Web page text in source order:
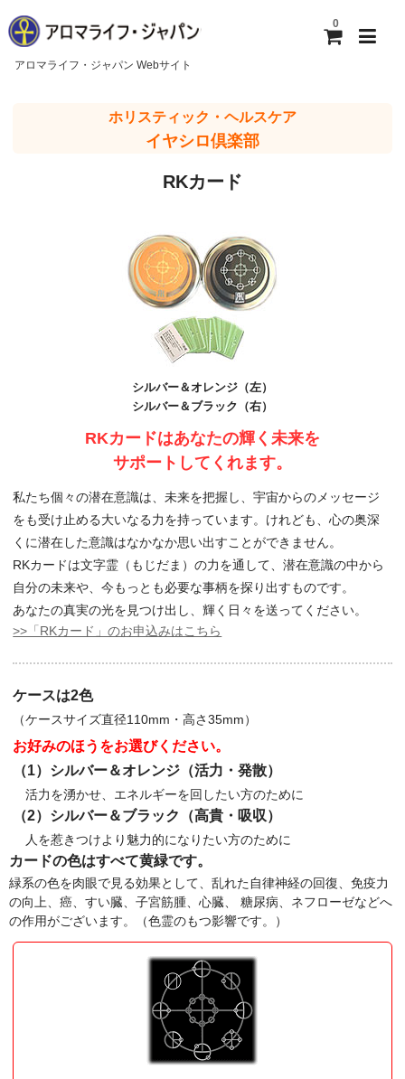
0
アロマライフ・ジャパン Webサイト
アロマライフ・ジャパンについて
ホリスティック・ヘルスケア
イヤシロ倶楽部
RKカード
シルバー＆オレンジ（左）
シルバー＆ブラック（右）
RKカードはあなたの輝く未来を
サポートしてくれます。
私たち個々の潜在意識は、未来を把握し、宇宙からのメッセージ
をも受け止める大いなる力を持っています。けれども、心の奥深
くに潜在した意識はなかなか思い出すことができません。
RKカードは文字霊（もじだま）の力を通して、潜在意識の中から
自分の未来や、今もっとも必要な事柄を探り出すものです。
あなたの真実の光を見つけ出し、輝く日々を送ってください。
>>「RKカード」のお申込みはこちら
ケースは2色
（ケースサイズ直径110mm・高さ35mm）
お好みのほうをお選びください。
（1）シルバー＆オレンジ（活力・発散）
活力を湧かせ、エネルギーを回したい方のために
（2）シルバー＆ブラック（高貴・吸収）
人を惹きつけより魅力的になりたい方のために
カードの色はすべて黄緑です。
緑系の色を肉眼で見る効果として、乱れた自律神経の回復、免疫力
の向上、癌、すい臓、子宮筋腫、心臓、 糖尿病、ネフローゼなどへ
の作用がございます。（色霊のもつ影響です。）